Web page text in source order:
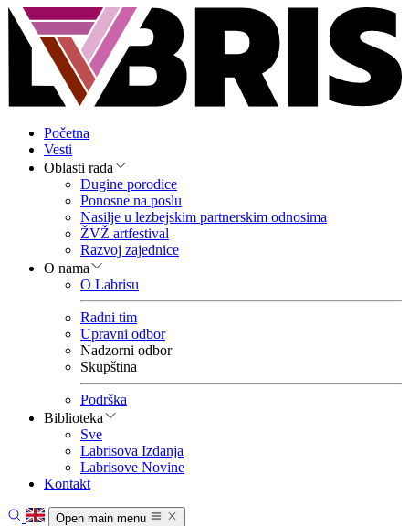
Početna
Vesti
Oblasti rada
Dugine porodice
Ponosne na poslu
Nasilje u lezbejskim partnerskim odnosima
ŽVŽ artfestival
Razvoj zajednice
O nama
O Labrisu
Radni tim
Upravni odbor
Nadzorni odbor
Skupština
Podrška
Biblioteka
Sve
Labrisova Izdanja
Labrisove Novine
Kontakt
Open main menu